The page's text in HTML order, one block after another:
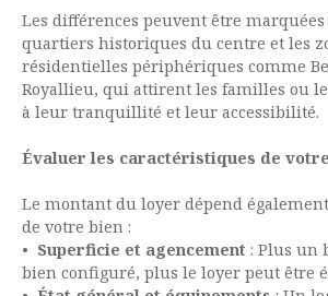
Les différences peuvent être
quartiers historiques du centre et les
résidentielles périphériques comme
Royallieu, qui attirent les familles ou
à leur tranquillité et leur accessibilité.
Évaluer les caractéristiques de
Le montant du loyer dépend
de votre bien :
Superficie et agencement : Plus un
bien configuré, plus le loyer peut être